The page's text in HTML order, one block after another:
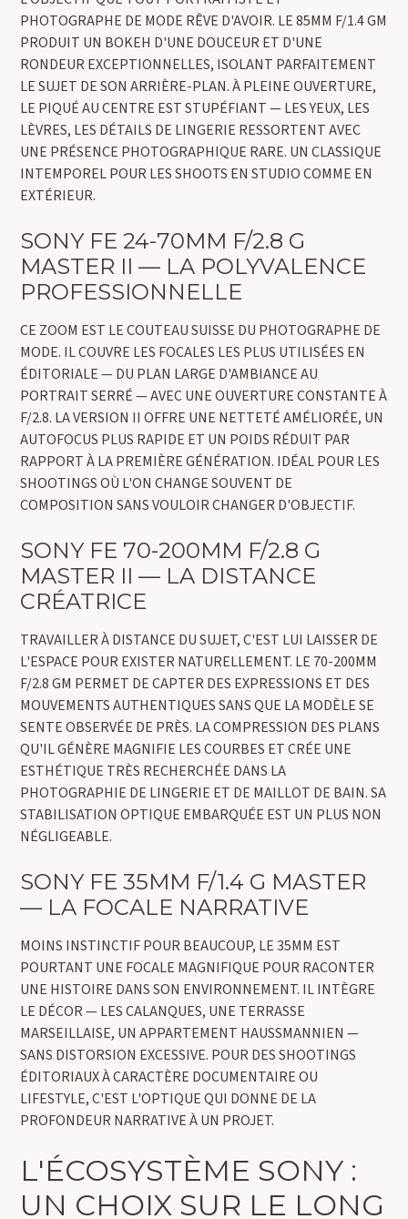
PHOTOGRAPHE DE MODE RÊVE D'AVOIR. LE 85MM F/1.4 GM
PRODUIT UN BOKEH D'UNE DOUCEUR ET D'UNE
RONDEUR EXCEPTIONNELLES, ISOLANT PARFAITEMENT
LE SUJET DE SON ARRIÈRE-PLAN. À PLEINE OUVERTURE,
LE PIQUÉ AU CENTRE EST STUPÉFIANT — LES YEUX, LES
LÈVRES, LES DÉTAILS DE LINGERIE RESSORTENT AVEC
UNE PRÉSENCE PHOTOGRAPHIQUE RARE. UN CLASSIQUE
INTEMPOREL POUR LES SHOOTS EN STUDIO COMME EN
EXTÉRIEUR.
SONY FE 24-70MM F/2.8 G
MASTER II — LA POLYVALENCE
PROFESSIONNELLE
CE ZOOM EST LE COUTEAU SUISSE DU PHOTOGRAPHE DE
MODE. IL COUVRE LES FOCALES LES PLUS UTILISÉES EN
ÉDITORIALE — DU PLAN LARGE D'AMBIANCE AU
PORTRAIT SERRÉ — AVEC UNE OUVERTURE CONSTANTE À
F/2.8. LA VERSION II OFFRE UNE NETTETÉ AMÉLIORÉE, UN
AUTOFOCUS PLUS RAPIDE ET UN POIDS RÉDUIT PAR
RAPPORT À LA PREMIÈRE GÉNÉRATION. IDÉAL POUR LES
SHOOTINGS OÙ L'ON CHANGE SOUVENT DE
COMPOSITION SANS VOULOIR CHANGER D'OBJECTIF.
SONY FE 70-200MM F/2.8 G
MASTER II — LA DISTANCE
CRÉATRICE
TRAVAILLER À DISTANCE DU SUJET, C'EST LUI LAISSER DE
L'ESPACE POUR EXISTER NATURELLEMENT. LE 70-200MM
F/2.8 GM PERMET DE CAPTER DES EXPRESSIONS ET DES
MOUVEMENTS AUTHENTIQUES SANS QUE LA MODÈLE SE
SENTE OBSERVÉE DE PRÈS. LA COMPRESSION DES PLANS
QU'IL GÉNÈRE MAGNIFIE LES COURBES ET CRÉE UNE
ESTHÉTIQUE TRÈS RECHERCHÉE DANS LA
PHOTOGRAPHIE DE LINGERIE ET DE MAILLOT DE BAIN. SA
STABILISATION OPTIQUE EMBARQUÉE EST UN PLUS NON
NÉGLIGEABLE.
SONY FE 35MM F/1.4 G MASTER
— LA FOCALE NARRATIVE
MOINS INSTINCTIF POUR BEAUCOUP, LE 35MM EST
POURTANT UNE FOCALE MAGNIFIQUE POUR RACONTER
UNE HISTOIRE DANS SON ENVIRONNEMENT. IL INTÈGRE
LE DÉCOR — LES CALANQUES, UNE TERRASSE
MARSEILLAISE, UN APPARTEMENT HAUSSMANNIEN —
SANS DISTORSION EXCESSIVE. POUR DES SHOOTINGS
ÉDITORIAUX À CARACTÈRE DOCUMENTAIRE OU
LIFESTYLE, C'EST L'OPTIQUE QUI DONNE DE LA
PROFONDEUR NARRATIVE À UN PROJET.
L'ÉCOSYSTÈME SONY :
UN CHOIX SUR LE LONG